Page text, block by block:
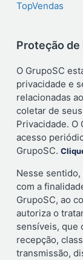
TopVendas
Proteção de
O GrupoSC
privacidade e
relacionadas
coletar de
Privacidade. O
acesso
GrupoSC.
Nesse sentido,
com a
GrupoSC, ao
autoriza o
sensíveis, que
recepção,
transmissão,